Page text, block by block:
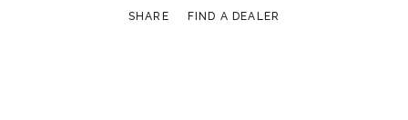
SHARE FIND A DEALER